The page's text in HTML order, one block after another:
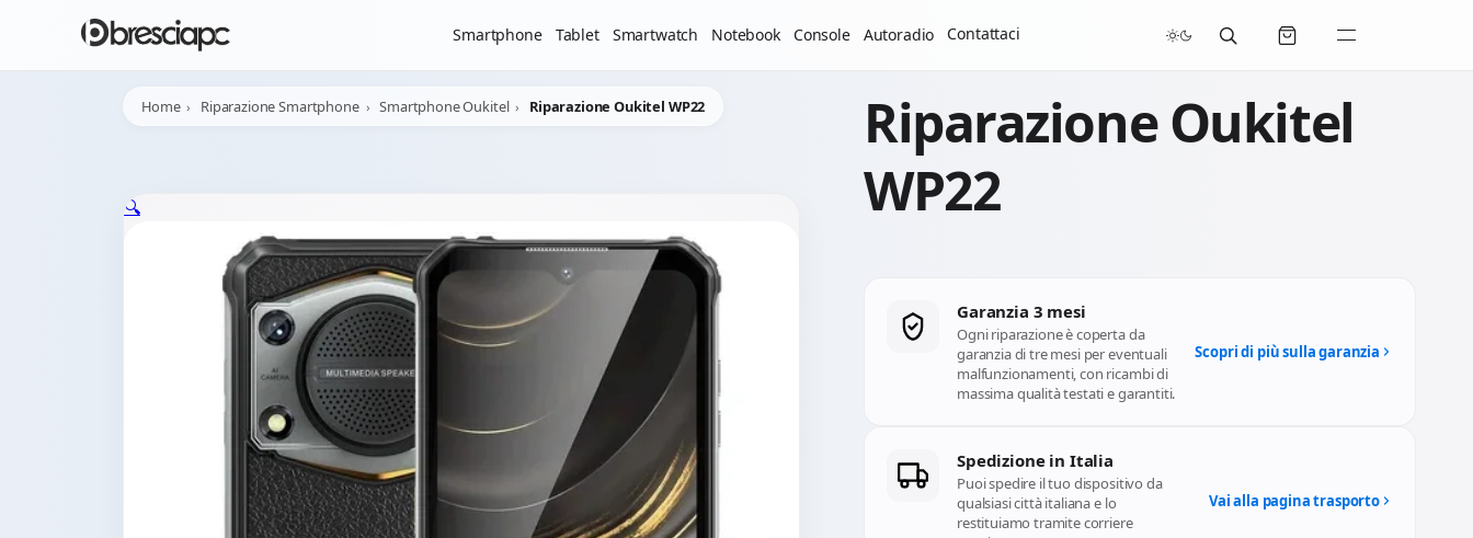
Smartphone Tablet Smartwatch Notebook Console Autoradio Contattaci
Home Riparazione Smartphone Smartphone Oukitel Riparazione Oukitel WP22
🔍
Riparazione Oukitel
WP22
Garanzia 3 mesi
Ogni riparazione è coperta da
garanzia di tre mesi per eventuali
malfunzionamenti, con ricambi di
massima qualità testati e garantiti.
Scopri di più sulla garanzia
Spedizione in Italia
Puoi spedire il tuo dispositivo da
qualsiasi città italiana e lo
restituiamo tramite corriere
Vai alla pagina trasporto